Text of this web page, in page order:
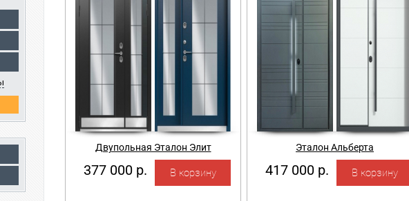
Двупольная Эталон Элит
377 000 р.
Эталон Альберта
417 000 р.